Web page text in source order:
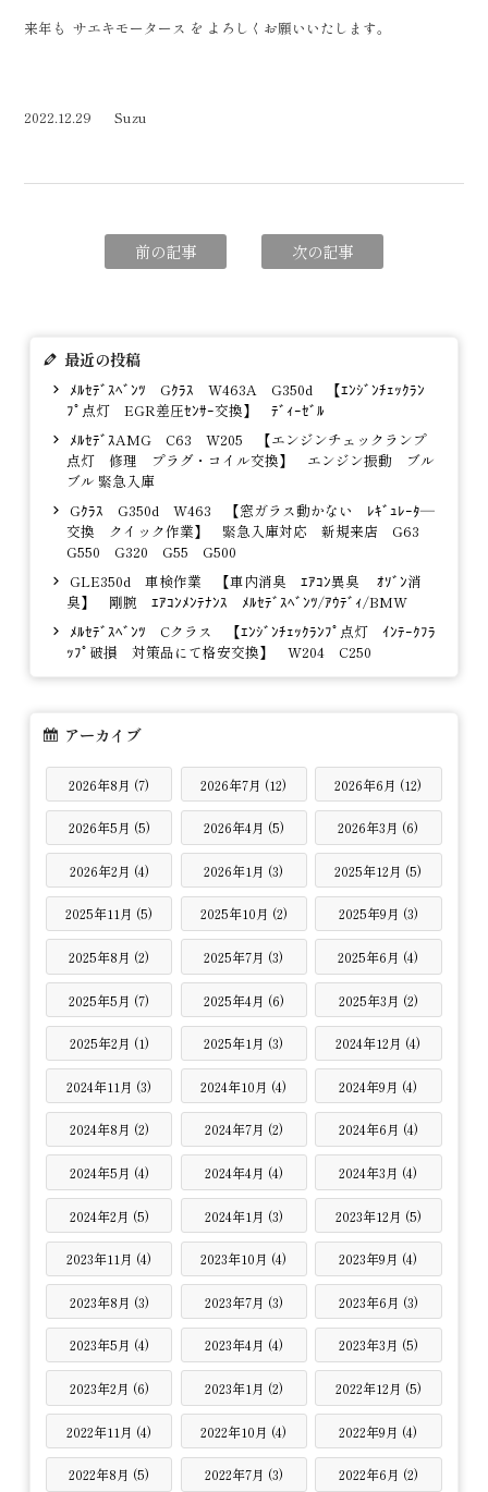
来年も サエキモータース を よろしくお願いいたします。
2022.12.29 Suzu
前の記事 次の記事
最近の投稿
ﾒﾙｾﾃﾞｽﾍﾞﾝﾂ Gｸﾗｽ W463A G350d 【ｴﾝｼﾞﾝﾁｪｯｸﾗﾝ
ﾌﾟ点灯 EGR差圧ｾﾝｻｰ交換】 ﾃﾞｨｰｾﾞﾙ
ﾒﾙｾﾃﾞｽAMG C63 W205 【エンジンチェックランプ
点灯 修理 プラグ・コイル交換】 エンジン振動 ブル
ブル 緊急入庫
Gｸﾗｽ G350d W463 【窓ガラス動かない ﾚｷﾞｭﾚｰﾀ―
交換 クイック作業】 緊急入庫対応 新規来店 G63
G550 G320 G55 G500
GLE350d 車検作業 【車内消臭 ｴｱｺﾝ異臭 ｵｿﾞﾝ消
臭】 剛腕 ｴｱｺﾝﾒﾝﾃﾅﾝｽ ﾒﾙｾﾃﾞｽﾍﾞﾝﾂ/ｱｳﾃﾞｨ/BMW
ﾒﾙｾﾃﾞｽﾍﾞﾝﾂ Cクラス 【ｴﾝｼﾞﾝﾁｪｯｸﾗﾝﾌﾟ点灯 ｲﾝﾃｰｸﾌﾗ
ｯﾌﾟ破損 対策品にて格安交換】 W204 C250
アーカイブ
2026年8月 (7) 2026年7月 (12) 2026年6月 (12)
2026年5月 (5) 2026年4月 (5) 2026年3月 (6)
2026年2月 (4) 2026年1月 (3) 2025年12月 (5)
2025年11月 (5) 2025年10月 (2) 2025年9月 (3)
2025年8月 (2) 2025年7月 (3) 2025年6月 (4)
2025年5月 (7) 2025年4月 (6) 2025年3月 (2)
2025年2月 (1) 2025年1月 (3) 2024年12月 (4)
2024年11月 (3) 2024年10月 (4) 2024年9月 (4)
2024年8月 (2) 2024年7月 (2) 2024年6月 (4)
2024年5月 (4) 2024年4月 (4) 2024年3月 (4)
2024年2月 (5) 2024年1月 (3) 2023年12月 (5)
2023年11月 (4) 2023年10月 (4) 2023年9月 (4)
2023年8月 (3) 2023年7月 (3) 2023年6月 (3)
2023年5月 (4) 2023年4月 (4) 2023年3月 (5)
2023年2月 (6) 2023年1月 (2) 2022年12月 (5)
2022年11月 (4) 2022年10月 (4) 2022年9月 (4)
2022年8月 (5) 2022年7月 (3) 2022年6月 (2)